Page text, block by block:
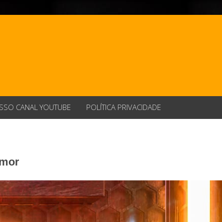
CANAL YOUTUBE POLÍTICA PRIVACIDADE